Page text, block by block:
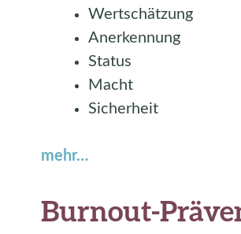
Wertschätzung
Anerkennung
Status
Macht
Sicherheit
mehr…
Burnout-